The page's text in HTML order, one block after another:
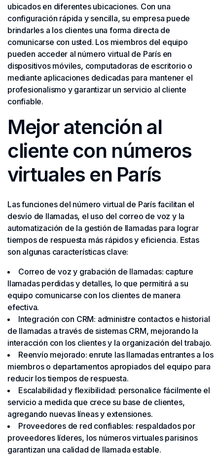
ubicados en diferentes ubicaciones. Con una
configuración rápida y sencilla, su empresa puede
brindarles a los clientes una forma directa de
comunicarse con usted. Los miembros del equipo
pueden acceder al número virtual de París en
dispositivos móviles, computadoras de escritorio o
mediante aplicaciones dedicadas para mantener el
profesionalismo y garantizar un servicio al cliente
confiable.
Mejor atención al
cliente con números
virtuales en París
Las funciones del número virtual de París facilitan el
desvío de llamadas, el uso del correo de voz y la
automatización de la gestión de llamadas para lograr
tiempos de respuesta más rápidos y eficiencia. Estas
son algunas características clave:
Correo de voz y grabación de llamadas: capture
llamadas perdidas y detalles, lo que permitirá a su
equipo comunicarse con los clientes de manera
efectiva.
Integración con CRM: administre contactos e historial
de llamadas a través de sistemas CRM, mejorando la
interacción con los clientes y la organización del trabajo.
Reenvío mejorado: enrute las llamadas entrantes a los
miembros o departamentos apropiados del equipo para
reducir los tiempos de respuesta.
Escalabilidad y flexibilidad: personalice fácilmente el
servicio a medida que crece su base de clientes,
agregando nuevas líneas y extensiones.
Proveedores de red confiables: respaldados por
proveedores líderes, los números virtuales parisinos
garantizan una calidad de llamada estable.